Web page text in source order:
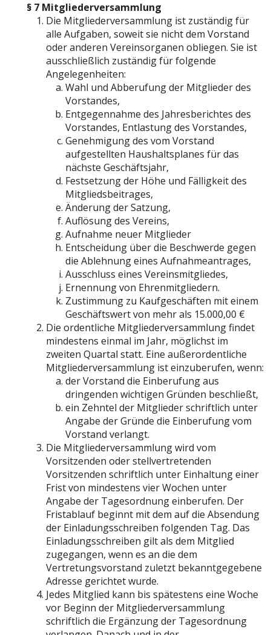
§ 7 Mitgliederversammlung
Die Mitgliederversammlung ist zuständig für
alle Aufgaben, soweit sie nicht dem Vorstand
oder anderen Vereinsorganen obliegen. Sie ist
ausschließlich zuständig für folgende
Angelegenheiten:
Wahl und Abberufung der Mitglieder des
Vorstandes,
Entgegennahme des Jahresberichtes des
Vorstandes, Entlastung des Vorstandes,
Genehmigung des vom Vorstand
aufgestellten Haushaltsplanes für das
nächste Geschäftsjahr,
Festsetzung der Höhe und Fälligkeit des
Mitgliedsbeitrages,
Änderung der Satzung,
Auflösung des Vereins,
Aufnahme neuer Mitglieder
Entscheidung über die Beschwerde gegen
die Ablehnung eines Aufnahmeantrages,
Ausschluss eines Vereinsmitgliedes,
Ernennung von Ehrenmitgliedern.
Zustimmung zu Kaufgeschäften mit einem
Geschäftswert von mehr als 15.000,00 €
Die ordentliche Mitgliederversammlung findet
mindestens einmal im Jahr, möglichst im
zweiten Quartal statt. Eine außerordentliche
Mitgliederversammlung ist einzuberufen, wenn:
der Vorstand die Einberufung aus
dringenden wichtigen Gründen beschließt,
ein Zehntel der Mitglieder schriftlich unter
Angabe der Gründe die Einberufung vom
Vorstand verlangt.
Die Mitgliederversammlung wird vom
Vorsitzenden oder stellvertretenden
Vorsitzenden schriftlich unter Einhaltung einer
Frist von mindestens vier Wochen unter
Angabe der Tagesordnung einberufen. Der
Fristablauf beginnt mit dem auf die Absendung
der Einladungsschreiben folgenden Tag. Das
Einladungsschreiben gilt als dem Mitglied
zugegangen, wenn es an die dem
Vertretungsvorstand zuletzt bekanntgegebene
Adresse gerichtet wurde.
Jedes Mitglied kann bis spätestens eine Woche
vor Beginn der Mitgliederversammlung
schriftlich die Ergänzung der Tagesordnung